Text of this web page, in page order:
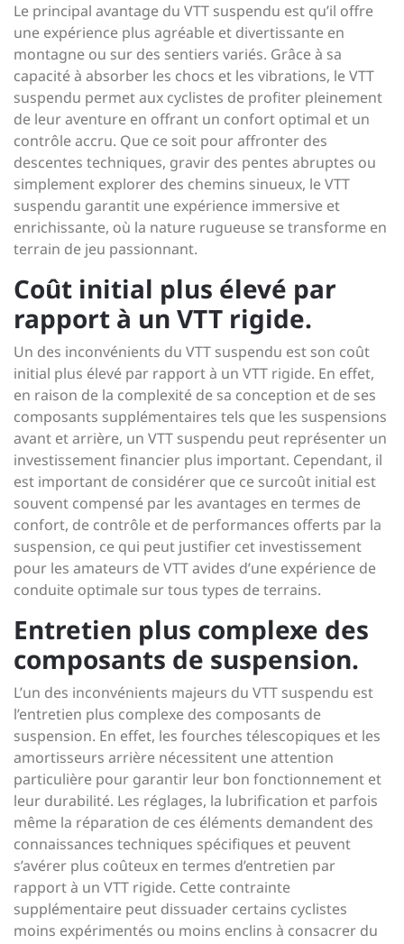
Le principal avantage du VTT suspendu est qu’il offre
une expérience plus agréable et divertissante en
montagne ou sur des sentiers variés. Grâce à sa
capacité à absorber les chocs et les vibrations, le VTT
suspendu permet aux cyclistes de profiter pleinement
de leur aventure en offrant un confort optimal et un
contrôle accru. Que ce soit pour affronter des
descentes techniques, gravir des pentes abruptes ou
simplement explorer des chemins sinueux, le VTT
suspendu garantit une expérience immersive et
enrichissante, où la nature rugueuse se transforme en
terrain de jeu passionnant.
Coût initial plus élevé par
rapport à un VTT rigide.
Un des inconvénients du VTT suspendu est son coût
initial plus élevé par rapport à un VTT rigide. En effet,
en raison de la complexité de sa conception et de ses
composants supplémentaires tels que les suspensions
avant et arrière, un VTT suspendu peut représenter un
investissement financier plus important. Cependant, il
est important de considérer que ce surcoût initial est
souvent compensé par les avantages en termes de
confort, de contrôle et de performances offerts par la
suspension, ce qui peut justifier cet investissement
pour les amateurs de VTT avides d’une expérience de
conduite optimale sur tous types de terrains.
Entretien plus complexe des
composants de suspension.
L’un des inconvénients majeurs du VTT suspendu est
l’entretien plus complexe des composants de
suspension. En effet, les fourches télescopiques et les
amortisseurs arrière nécessitent une attention
particulière pour garantir leur bon fonctionnement et
leur durabilité. Les réglages, la lubrification et parfois
même la réparation de ces éléments demandent des
connaissances techniques spécifiques et peuvent
s’avérer plus coûteux en termes d’entretien par
rapport à un VTT rigide. Cette contrainte
supplémentaire peut dissuader certains cyclistes
moins expérimentés ou moins enclins à consacrer du